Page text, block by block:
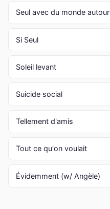
Seul avec du monde autour
Si Seul
Soleil levant
Suicide social
Tellement d'amis
Tout ce qu'on voulait
Évidemment (w/ Angèle)